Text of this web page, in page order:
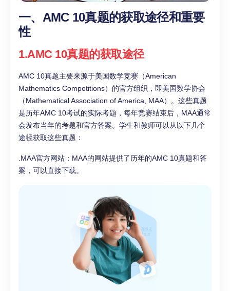
一、AMC 10真题的获取途径和重要
性
1.AMC 10真题的获取途径
AMC 10真题主要来源于美国数学竞赛（American
Mathematics Competitions）的官方组织，即美国数学协会
（Mathematical Association of America, MAA）。这些真题
是历年AMC 10考试的实际考题，每年竞赛结束后，MAA通常
会发布当年的考题和官方答案。学生和教师可以从以下几个
途径获取这些真题：
.MAA官方网站：MAA的网站提供了历年的AMC 10真题和答
案，可以直接下载。